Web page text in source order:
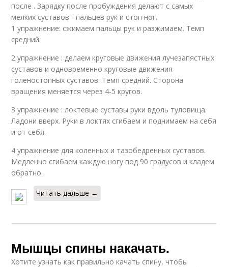
после . Зарядку после пробуждения делают с самых
мелких суставов - пальцев рук и стоп ног.
1 упражнение: сжимаем пальцы рук и разжимаем. Темп
средний.
2 упражнение : делаем круговые движения лучезапястных
суставов и одновременно круговые движения
голеностопных суставов. Темп средний. Сторона
вращения меняется через 4-5 кругов.
3 упражнение : локтевые суставы руки вдоль туловища.
Ладони вверх. Руки в локтях сгибаем и поднимаем на себя
и от себя.
4 упражнение для коленных и тазобедренных суставов.
Медленно сгибаем каждую ногу под 90 градусов и кладем
обратно.
Читать дальше →
Мышцы спины накачать.
Хотите узнать как правильно качать спину, чтобы